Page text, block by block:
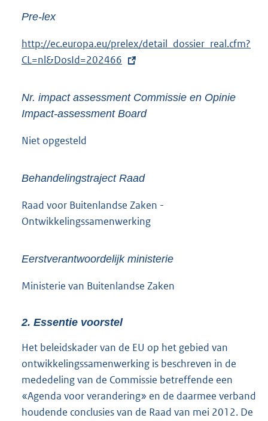
Pre-lex
E
x
e
r
e
i
k
:
http://ec.europa.eu/prelex/detail_dossier_real.cfm?
CL=nl&DosId=202466
Nr. impact assessment Commissie en Opinie
Impact-assessment Board
Niet opgesteld
Behandelingstraject Raad
Raad voor Buitenlandse Zaken -
Ontwikkelingssamenwerking
Eerstverantwoordelijk ministerie
Ministerie van Buitenlandse Zaken
2. Essentie voorstel
Het beleidskader van de EU op het gebied van
ontwikkelingssamenwerking is beschreven in de
mededeling van de Commissie betreffende een
«Agenda voor verandering» en de daarmee verband
houdende conclusies van de Raad van mei 2012. De